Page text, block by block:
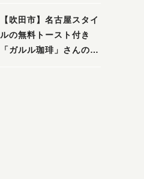
面・池田）
【吹田市】名古屋スタイ
ルの無料トースト付き
「ガルル珈琲」さんのお